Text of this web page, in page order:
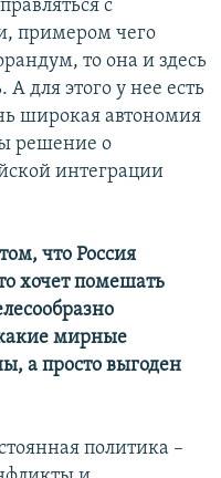
с
примером чего
то она и здесь
А для этого у нее есть
широкая автономия
решение о
интеграции
что Россия
хочет помешать
мирные
а просто выгоден
политика –